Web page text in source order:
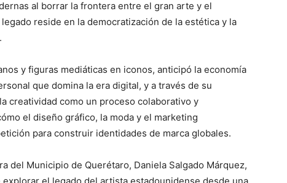
al borrar la frontera entre el gran arte y el
reside en la democratización de la estética y la
y figuras mediáticas en iconos, anticipó la economía
que domina la era digital, y a través de su
creatividad como un proceso colaborativo y
el diseño gráfico, la moda y el marketing
para construir identidades de marca globales.
del Municipio de Querétaro, Daniela Salgado Márquez,